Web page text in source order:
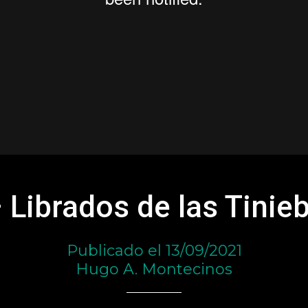
Librados de las
Publicado el 13/09/2021
Hugo A. Montecinos